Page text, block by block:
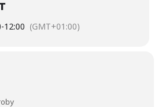
-12:00 (GMT+01:00)